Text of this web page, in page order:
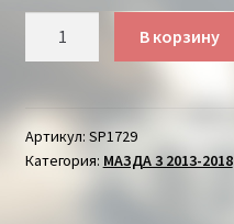
КОЛОДКИ
ПЕРЕДНИЕ
МАЗДА
В корзину
Артикул: SP1729
Категория: МАЗДА 3 2013-2018